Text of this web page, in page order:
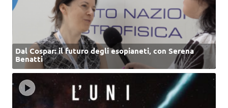
Dal Cospar: il futuro degli esopianeti, con Serena
Benatti